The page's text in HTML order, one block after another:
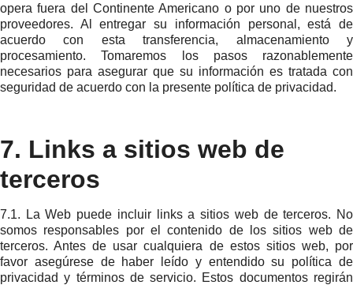
opera fuera del Continente Americano o por uno de nuestros
proveedores. Al entregar su información personal, está de
acuerdo con esta transferencia, almacenamiento y
procesamiento. Tomaremos los pasos razonablemente
necesarios para asegurar que su información es tratada con
seguridad de acuerdo con la presente política de privacidad.
7. Links a sitios web de
terceros
7.1. La Web puede incluir links a sitios web de terceros. No
somos responsables por el contenido de los sitios web de
terceros. Antes de usar cualquiera de estos sitios web, por
favor asegúrese de haber leído y entendido su política de
privacidad y términos de servicio. Estos documentos regirán